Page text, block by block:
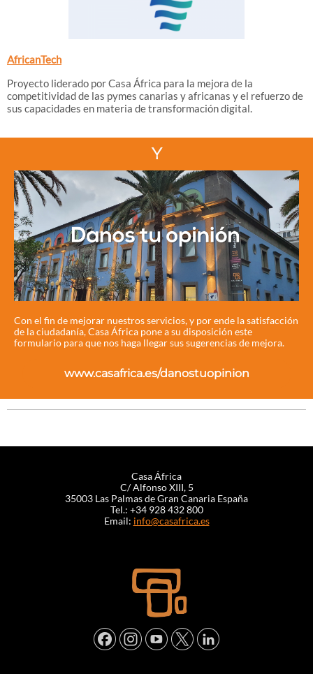
AfricanTech
Proyecto liderado por Casa África para la mejora de la
competitividad de las pymes canarias y africanas y el refuerzo de
sus capacidades en materia de transformación digital.
Y
Con el fin de mejorar nuestros servicios, y por ende la satisfacción
de la ciudadanía, Casa África pone a su disposición este
formulario para que nos haga llegar sus sugerencias de mejora.
www.casafrica.es/danostuopinion
Casa África
C/ Alfonso XIII, 5
35003 Las Palmas de Gran Canaria España
Tel.: +34 928 432 800
Email: info@casafrica.es